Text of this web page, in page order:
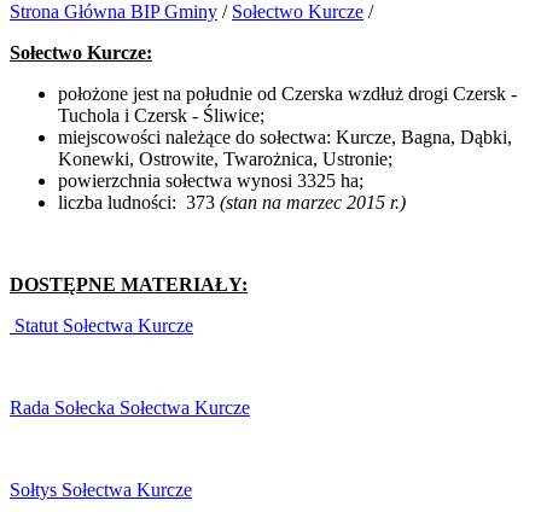
Strona Główna BIP Gminy / Sołectwo Kurcze /
Sołectwo Kurcze:
położone jest na południe od Czerska wzdłuż drogi Czersk -
Tuchola i Czersk - Śliwice;
miejscowości należące do sołectwa: Kurcze, Bagna, Dąbki,
Konewki, Ostrowite, Twarożnica, Ustronie;
powierzchnia sołectwa wynosi 3325 ha;
liczba ludności: 373 (stan na marzec 2015 r.)
DOSTĘPNE MATERIAŁY:
Statut Sołectwa Kurcze
Rada Sołecka Sołectwa Kurcze
Sołtys Sołectwa Kurcze